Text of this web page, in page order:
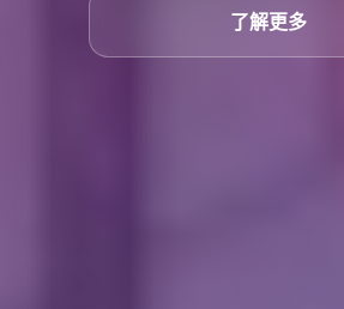
了解更多